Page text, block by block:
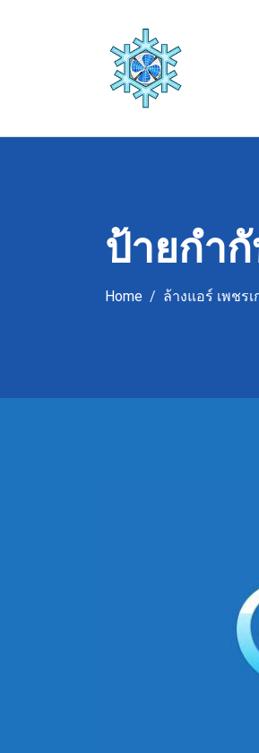
ป้ายกำ
Home ล้างแอร์ เพชร